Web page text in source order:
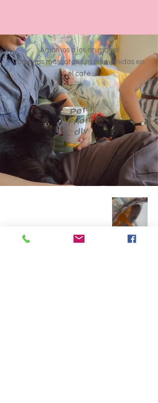
¡Amamos a los animales!
Todas las mascotas son bienvenidas en
el café
P
et
Fri
e
n
dly